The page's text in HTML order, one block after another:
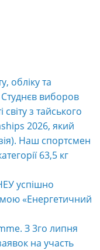
обліку та
виборов
з тайського
2026, який
Наш спортсмен
63,5 кг
успішно
«Енергетичний
З 3го липня
на участь